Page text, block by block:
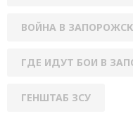
ВОЙНА В
ГДЕ ИДУТ БОИ В
ГЕНШТАБ ЗСУ